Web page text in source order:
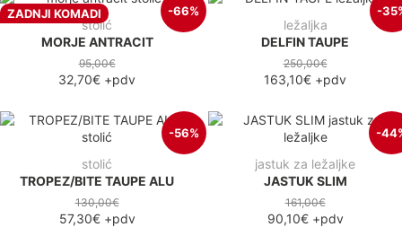
ZADNJI KOMADI -66%
stolić
MORJE ANTRACIT
95,00€
32,70€ +pdv
-
ležaljka
DELFIN TAUPE
250,00€
163,10€ +pdv
-56%
stolić
TROPEZ/BITE TAUPE ALU
130,00€
57,30€+pdv
-
jastuk za ležaljke
JASTUK SLIM
161,00€
90,10€+pdv